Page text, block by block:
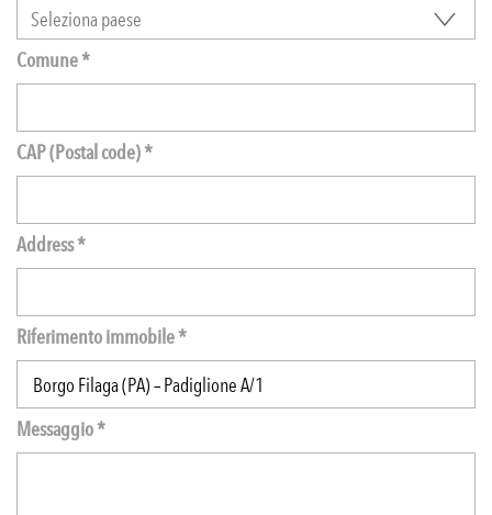
Comune *
CAP (Postal code) *
Address *
Riferimento immobile *
Messaggio *